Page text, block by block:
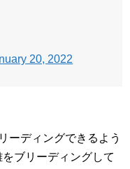
20, 2022
ーディングできるよう
ブリーディングして